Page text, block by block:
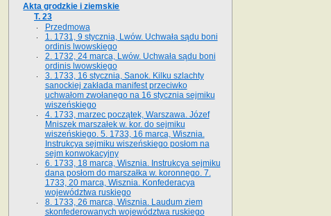
Akta grodzkie i ziemskie
T. 23
Przedmowa
1. 1731, 9 stycznia, Lwów. Uchwała sądu boni
ordinis lwowskiego
2. 1732, 24 marca, Lwów. Uchwała sądu boni
ordinis lwowskiego
3. 1733, 16 stycznia, Sanok. Kilku szlachty
sanockiej zakłada manifest przeciwko
uchwałom zwołanego na 16 stycz­nia sejmiku
wiszeńskiego
4. 1733, marzec początek, Warszawa. Józef
Mniszek marszałek w. kor. do sejmiku
wiszeńskiego. 5. 1733, 16 marca, Wisznia.
Instrukcya sejmiku wiszeńskiego posłom na
sejm konwokacyjny
6. 1733, 18 marca, Wisznia. Instrukcya sejmiku
dana posłom do marszałka w. koronnego. 7.
1733, 20 marca, Wisznia. Konfederacya
województwa ruskiego
8. 1733, 26 marca, Wisznia. Laudum ziem
skonfederowanych województwa ruskiego